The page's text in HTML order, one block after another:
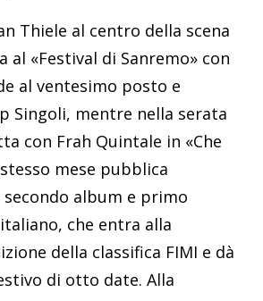
Thiele al centro della scena
al «Festival di Sanremo» con
al ventesimo posto e
Singoli, mentre nella serata
con Frah Quintale in «Che
stesso mese pubblica
secondo album e primo
che entra alla
della classifica FIMI e dà
di otto date. Alla